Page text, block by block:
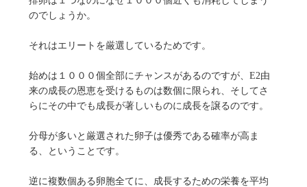
のでしょうか。
それはエリートを厳選しているためです。
始めは１０００個全部にチャンスがあるのですが、E2由
来の成長の恩恵を受けるものは数個に限られ、そしてさ
らにその中でも成長が著しいものに成長を譲るのです。
分母が多いと厳選された卵子は優秀である確率が高ま
る、ということです。
逆に複数個ある卵胞全てに、成長するための栄養を平均